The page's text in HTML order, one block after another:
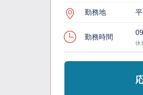
勤務地
勤務時間
休